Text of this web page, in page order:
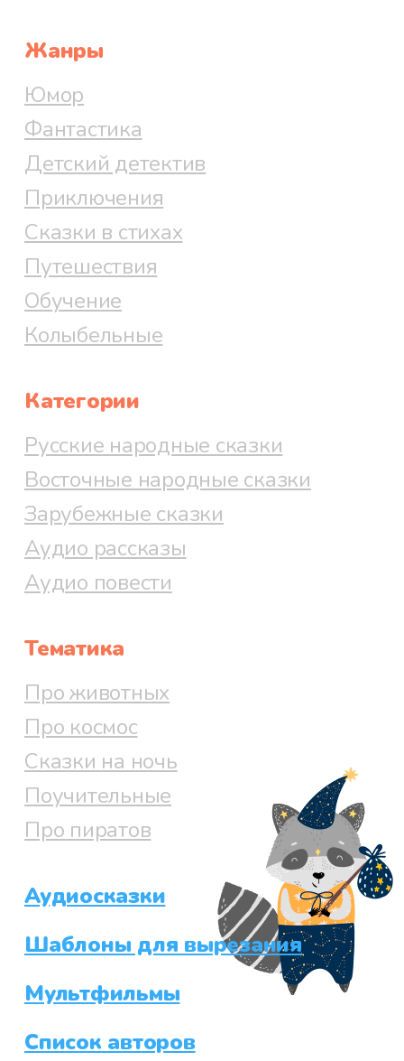
Жанры
Юмор
Фантастика
Детский детектив
Приключения
Сказки в стихах
Путешествия
Обучение
Колыбельные
Категории
Русские народные сказки
Восточные народные сказки
Зарубежные сказки
Аудио рассказы
Аудио повести
Тематика
Про животных
Про космос
Сказки на ночь
Поучительные
Про пиратов
Аудиосказки
Шаблоны для вырезания
Мультфильмы
Список авторов